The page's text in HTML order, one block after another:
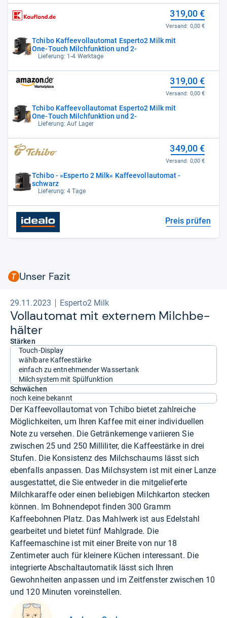
Tchibo Kaffeevollautomat Esperto2 Milk mit
One-Touch Milchfunktion und 2-
Lieferung: 1-4 Werktage
319,00 €
Versand: 0,00 €
Tchibo Kaffeevollautomat Esperto2 Milk mit
One-Touch Milchfunktion und 2-
Lieferung: Auf Lager
319,00 €
Versand: 0,00 €
Tchibo - »Esperto 2 Milk« Kaffeevollautomat -
schwarz
Lieferung: 4 Tage
349,00 €
Versand: 0,00 €
Preis prüfen
Unser Fazit
29.11.2023 Esperto2 Milk
Voll­au­to­mat mit exter­nem Milch­be­
häl­ter
Stärken
Touch-Display
wählbare Kaffeestärke
einfach zu entnehmender Wassertank
Milchsystem mit Spülfunktion
Schwächen
noch keine bekannt
Der Kaffeevollautomat von Tchibo bietet zahlreiche
Möglichkeiten, um Ihren Kaffee mit einer individuellen
Note zu versehen. Die Getränkemenge variieren Sie
zwischen 25 und 250 Milliliter, die Kaffeestärke in drei
Stufen. Die Konsistenz des Milchschaums lässt sich
ebenfalls anpassen. Das Milchsystem ist mit einer Lanze
ausgestattet, die Sie entweder in die mitgelieferte
Milchkaraffe oder einen beliebigen Milchkarton stecken
können. Im Bohnendepot finden 300 Gramm
Kaffeebohnen Platz. Das Mahlwerk ist aus Edelstahl
gearbeitet und bietet fünf Mahlgrade. Die
Kaffeemaschine ist mit einer Breite von nur 18
Zentimeter auch für kleinere Küchen interessant. Die
integrierte Abschaltautomatik lässt sich Ihren
Gewohnheiten anpassen und im Zeitfenster zwischen 10
und 120 Minuten voreinstellen.